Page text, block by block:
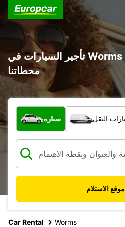
تأجير السيارات في Worms : اكتشف جميع
محطاتنا
ما نوع المركبة؟
سيارة النقل
الاستلام
Car Rental Worms